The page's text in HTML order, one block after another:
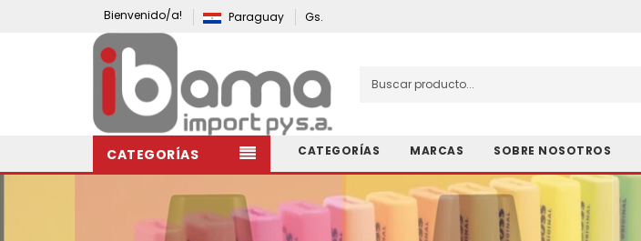
Bienvenido/a! Paraguay Gs.
CATEGORÍAS CATEGORÍAS MARCAS SOBRE NOSOTROS